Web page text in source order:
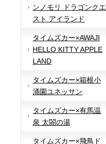
ンノモリ ドラゴンクエ
スト アイランド
タイムズカー×AWAJI
HELLO KITTY APPLE
LAND
タイムズカー×箱根小
涌園ユネッサン
タイムズカー×有馬温
泉 太閤の湯
タイムズカー×飛鳥ド